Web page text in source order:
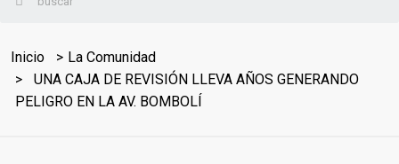
Inicio
La Comunidad
UNA CAJA DE REVISIÓN LLEVA AÑOS GENERANDO
PELIGRO EN LA AV. BOMBOLÍ